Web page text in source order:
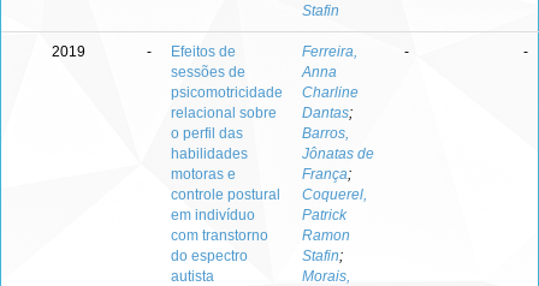
Stafin
2019 -
Efeitos de
sessões de
psicomotricidade
relacional sobre
o perfil das
habilidades
motoras e
controle postural
em indivíduo
com transtorno
do espectro
autista
Ferreira,
Anna
Charline
Dantas;
Barros,
Jônatas de
França;
Coquerel,
Patrick
Ramon
Stafin;
Morais,
- -